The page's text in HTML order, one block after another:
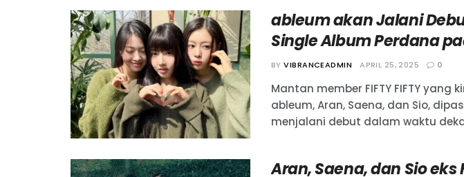
ableum akan Jalani
Single Album Perdana
BY VIBRANCEADMIN APRIL 25, 2025 0
Mantan member FIFTY FIFTY
ableum, Aran, Saena, dan Sio,
menjalani debut dalam waktu
Aran, Saena, dan Sio eks